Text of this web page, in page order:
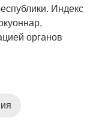
Индекс
органов